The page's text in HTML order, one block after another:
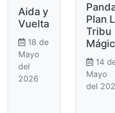
Aida y
Vuelta
18 de
Mayo
del
2026
Plan
Tribu
14
Mayo
del